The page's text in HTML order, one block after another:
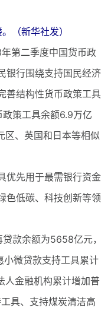
（新华社发）
第二季度中国货币政
银行围绕支持国民经济
善结构性货币政策工具
策工具余额6.9万亿
区、英国和日本等相似
先用于最需银行资金
色低碳、科技创新等领
款余额为5658亿元，
小微贷款支持工具累计
人金融机构累计增加普
具、支持煤炭清洁高